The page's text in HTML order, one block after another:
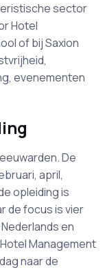
sector
Hotel
of bij Saxion
evenementen
De
april,
opleiding is
de focus is vier
en
Management
naar de